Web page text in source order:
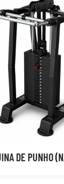
DE PUNHO